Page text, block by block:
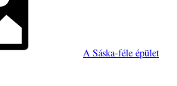
A Sáska-féle épület